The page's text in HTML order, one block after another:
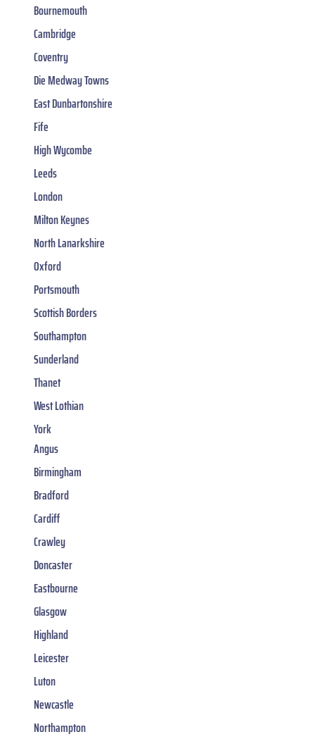
Bournemouth
Cambridge
Coventry
Die Medway Towns
East Dunbartonshire
Fife
High Wycombe
Leeds
London
Milton Keynes
North Lanarkshire
Oxford
Portsmouth
Scottish Borders
Southampton
Sunderland
Thanet
West Lothian
York
Angus
Birmingham
Bradford
Cardiff
Crawley
Doncaster
Eastbourne
Glasgow
Highland
Leicester
Luton
Newcastle
Northampton